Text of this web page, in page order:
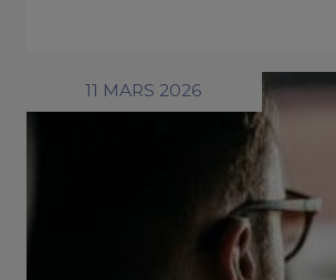
11 MARS 2026